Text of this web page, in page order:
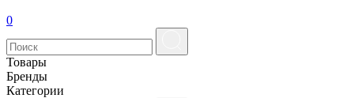
0
Товары
Бренды
Категории